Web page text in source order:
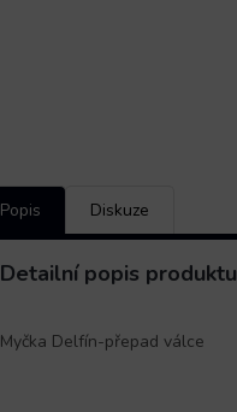
Popis Diskuze
Detailní popis produktu
Myčka Delfín-přepad válce